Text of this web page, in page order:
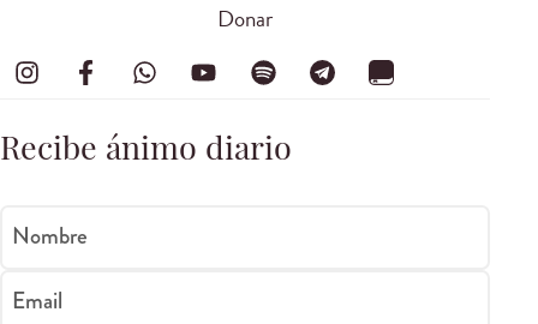
Donar
Recibe ánimo diario
Nombre
Email